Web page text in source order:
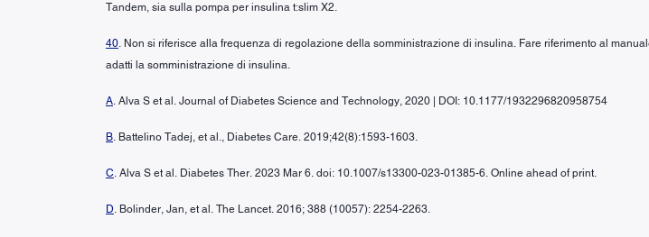
Tandem, sia sulla pompa per insulina t:slim X2.
40. Non si riferisce alla frequenza di regolazione della somministrazione di insulina. Fare riferimento al
adatti la somministrazione di insulina.
A. Alva S et al. Journal of Diabetes Science and Technology, 2020 | DOI: 10.1177/1932296820958754
B. Battelino Tadej, et al., Diabetes Care. 2019;42(8):1593-1603.
C. Alva S et al. Diabetes Ther. 2023 Mar 6. doi: 10.1007/s13300-023-01385-6. Online ahead of print.
D. Bolinder, Jan, et al. The Lancet. 2016; 388 (10057): 2254-2263.